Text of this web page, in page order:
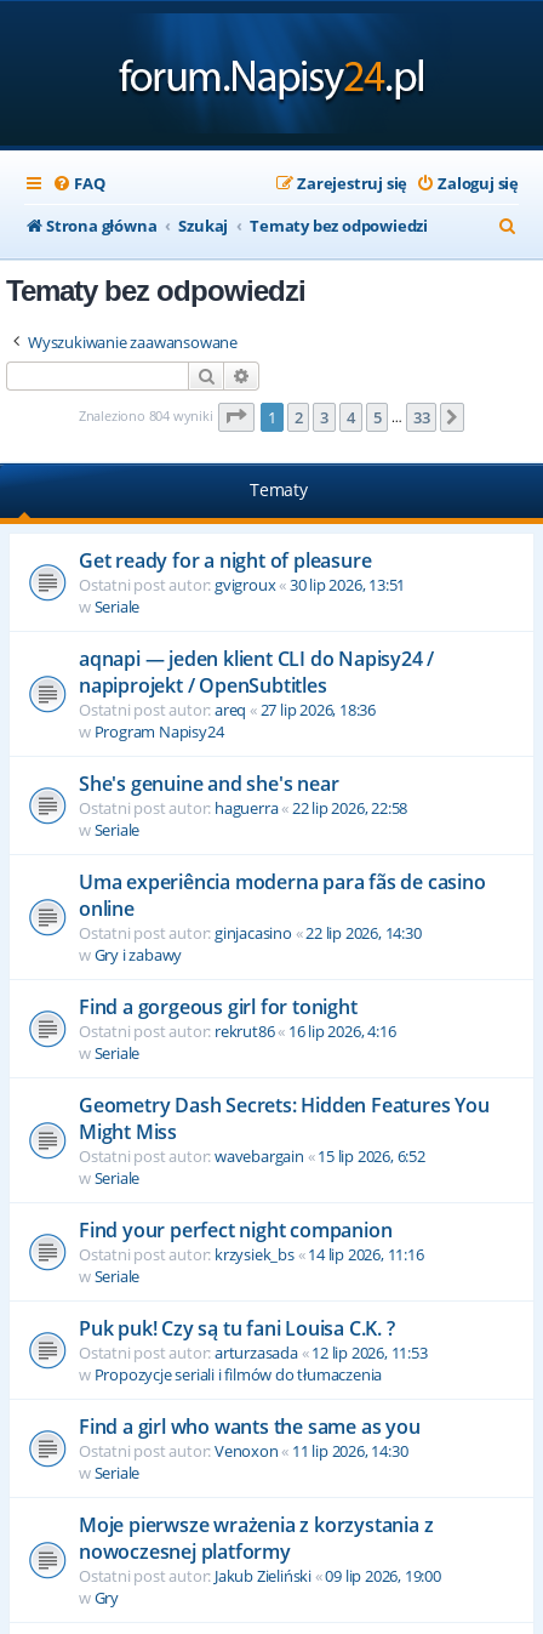
FAQ Zaloguj się
Zarejestruj się
Strona główna
Szukaj Tematy bez odpowiedzi
z
Tematy bez odpowiedzi
Wyszukiwanie zaawansowane
Szukaj
Znaleziono 804 wyniki Strona1 z33
1 2 3 4 5 … 33
Tematy
Get ready for a night of pleasure
Ostatni post autor:gvigroux«30 lip 2026, 13:51
wSeriale
aqnapi — jeden klient CLI do Napisy24 /
napiprojekt / OpenSubtitles
Ostatni post autor:areq « 27 lip 2026, 18:36
w Program Napisy24
She's genuine and she's near
Ostatni post autor: haguerra« 22 lip 2026, 22:58
wSeriale
Uma experiência moderna para fãs de casino
online
Ostatni post autor:ginjacasino «22 lip 2026, 14:30
wGry i zabawy
Find a gorgeous girl for tonight
Ostatni post autor: rekrut86« 16 lip 2026, 4:16
wSeriale
Geometry Dash Secrets: Hidden Features You
Might Miss
Ostatni post autor:wavebargain «15 lip 2026, 6:52
wSeriale
Find your perfect night companion
Ostatni post autor: krzysiek_bs«14 lip 2026, 11:16
wSeriale
Puk puk! Czy są tu fani Louisa C.K. ?
Ostatni post autor:arturzasada«12 lip 2026, 11:53
w Propozycje seriali i filmów do tłumaczenia
Find a girl who wants the same as you
Ostatni post autor:Venoxon« 11 lip 2026, 14:30
wSeriale
Moje pierwsze wrażenia z korzystania z
nowoczesnej platformy
Ostatni post autor: Jakub Zieliński«09 lip 2026, 19:00
wGry